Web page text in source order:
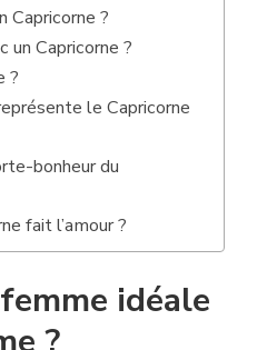
Capricorne ?
un Capricorne ?
?
le Capricorne
bonheur du
fait l’amour ?
idéale